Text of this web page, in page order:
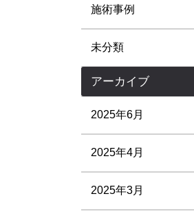
施術事例
未分類
アーカイブ
2025年6月
2025年4月
2025年3月